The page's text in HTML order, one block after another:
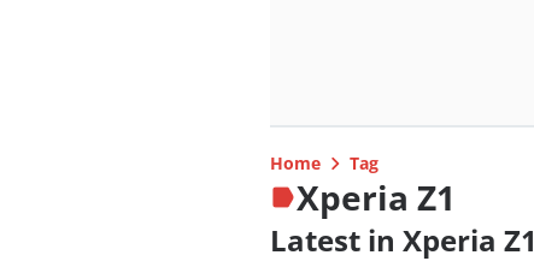
Home Tag
Xperia Z1
Latest in Xperia Z1